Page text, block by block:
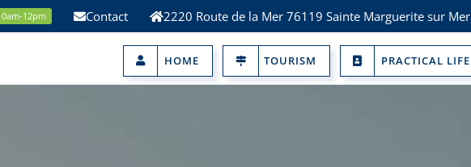
12pm Contact 2220 Route de la Mer 76119 Sainte Marguerite sur Mer
HOME TOURISM PRACTICAL LIFE